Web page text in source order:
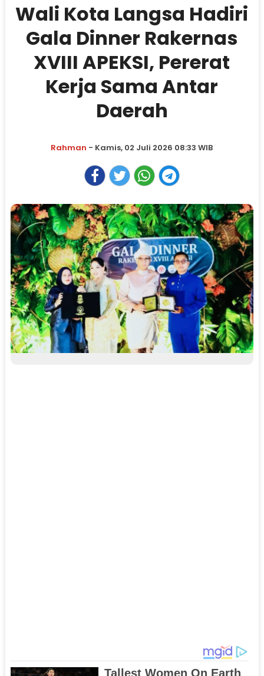
Wali Kota Langsa Hadiri
Gala Dinner Rakernas
XVIII APEKSI, Pererat
Kerja Sama Antar
Daerah
Rahman - Kamis, 02 Juli 2026 08:33 WIB